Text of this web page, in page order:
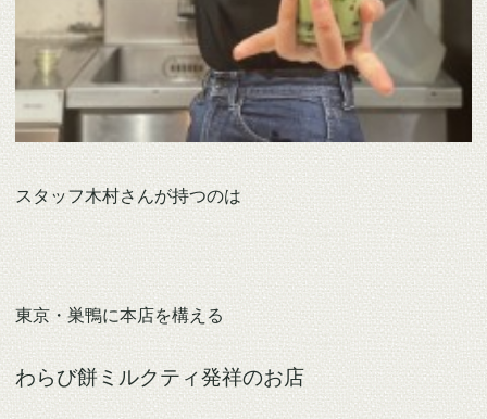
スタッフ木村さんが持つのは
東京・巣鴨に本店を構える
わらび餅ミルクティ発祥のお店